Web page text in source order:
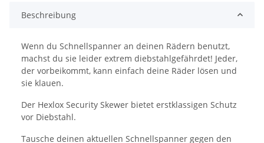
Beschreibung
Wenn du Schnellspanner an deinen Rädern benutzt,
machst du sie leider extrem diebstahlgefährdet! Jeder,
der vorbeikommt, kann einfach deine Räder lösen und
sie klauen.
Der Hexlox Security Skewer bietet erstklassigen Schutz
vor Diebstahl.
Tausche deinen aktuellen Schnellspanner gegen den